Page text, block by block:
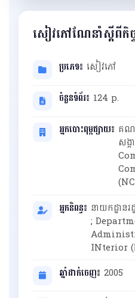
សៀវភៅណែនាំស្តីពីកិច្
ប្រភេទ៖ សៀវភៅ
ចំនួនទំព័រ៖ 124 p.
អ្នកបោះពុម្ពផ្សាយ៖ គណ
សង្
អ្នកនិពន្ធ៖ នាយកដ្ឋាន
;
INterior
ឆ្នាំដាក់ចេញ៖ 2005